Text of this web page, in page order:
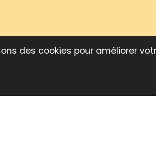
des cookies pour améliorer